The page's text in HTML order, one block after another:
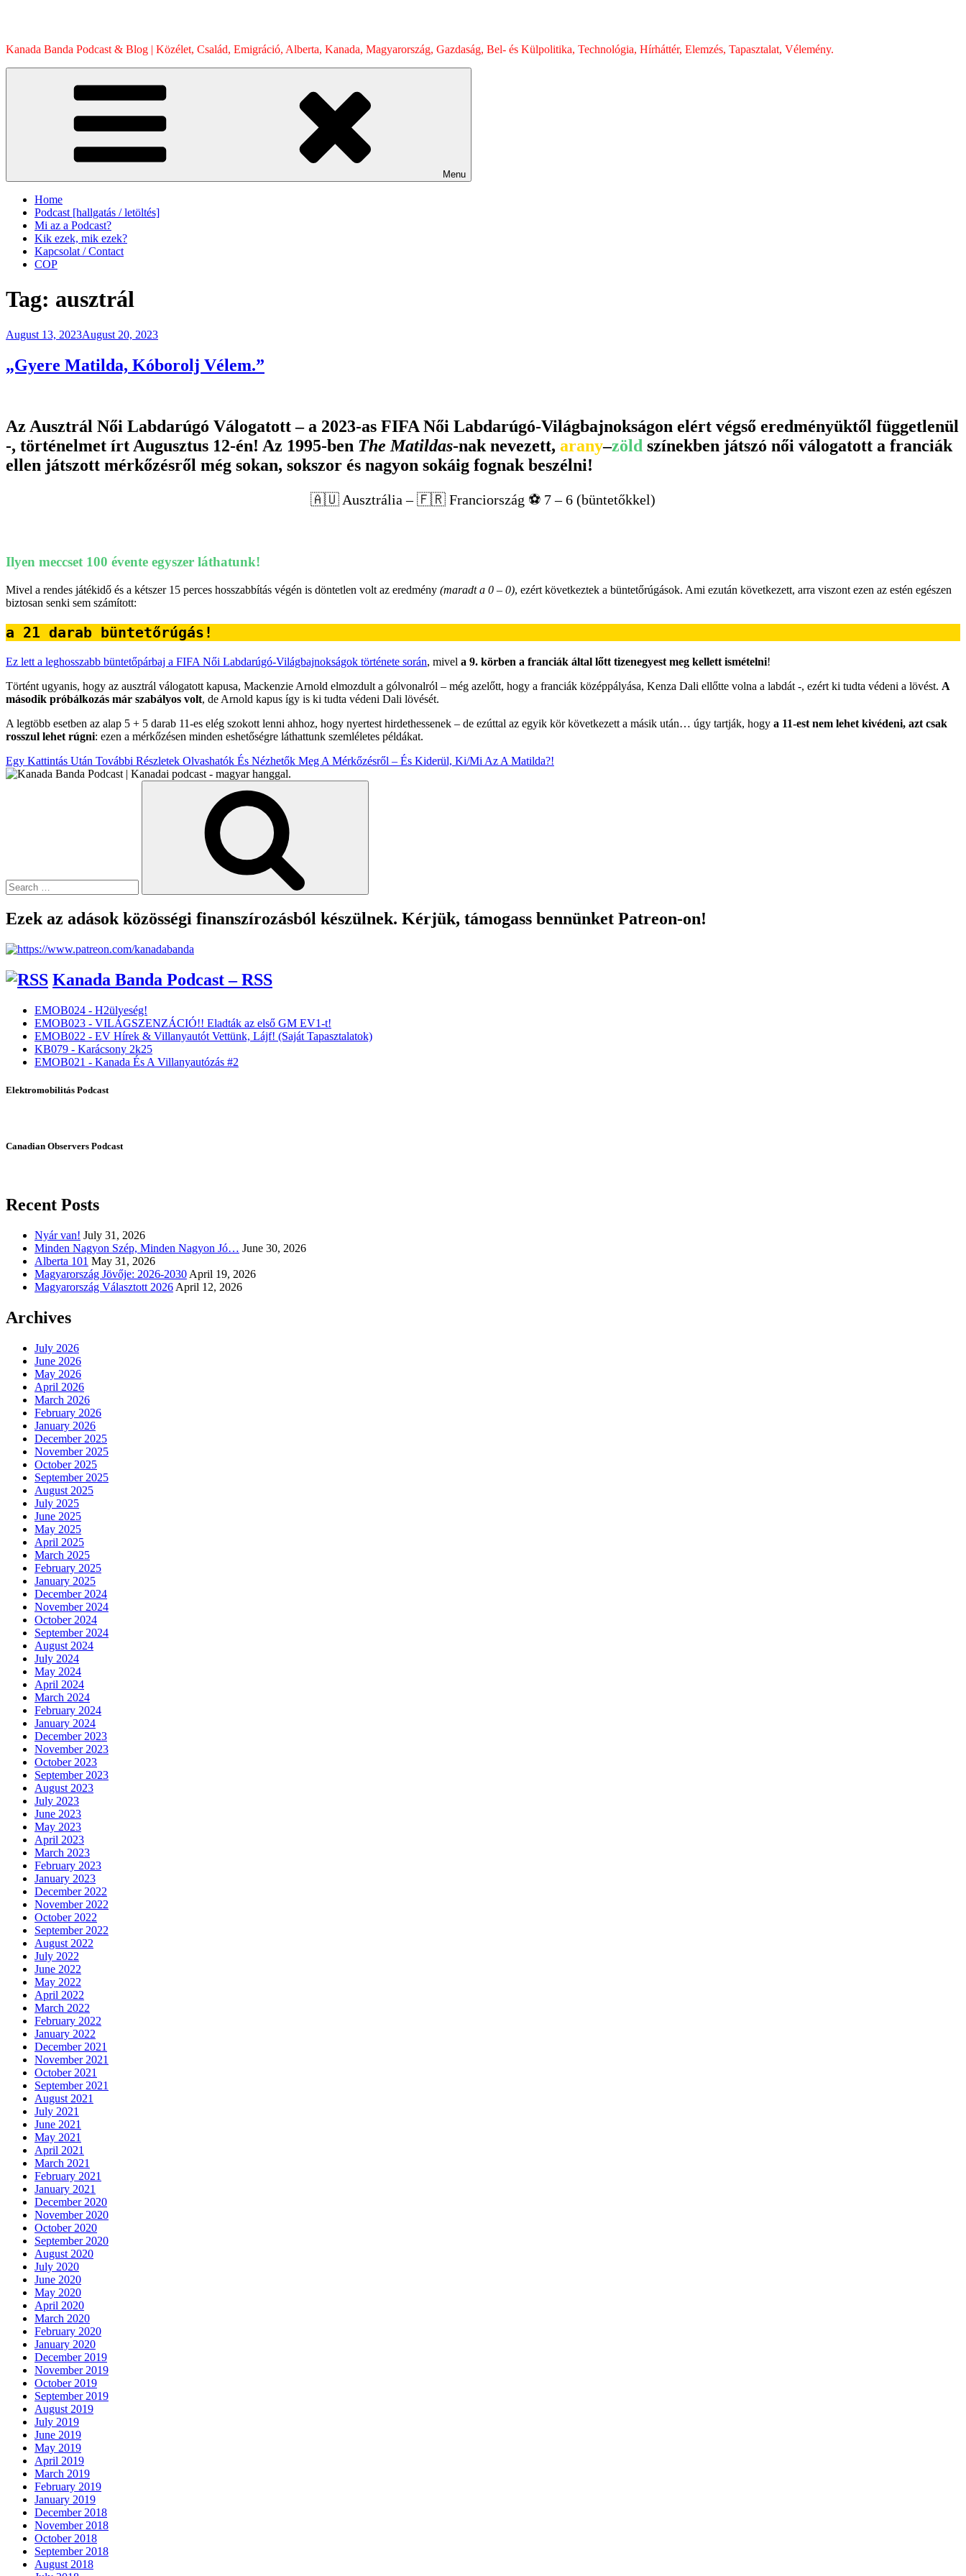
Kanada Banda Podcast & Blog | Közélet, Család, Emigráció, Alberta, Kanada, Magyarország, Gazdaság, Bel- és Külpolitika, Technológia, Hírháttér, Elemzés, Tapasztalat, Vélemény.
Menu
Home
Podcast [hallgatás / letöltés]
Mi az a Podcast?
Kik ezek, mik ezek?
Kapcsolat / Contact
COP
Tag: ausztrál
Posted
August 13, 2023August 20, 2023
„Gyere Matilda, Kóborolj Vélem.”
Az Ausztrál Női Labdarúgó Válogatott – a 2023-as FIFA Női Labdarúgó-Világbajnokságon elért végső eredményüktől függetlenül
-, történelmet írt Augusztus 12-én! Az 1995-ben The Matildas-nak nevezett, arany–zöld színekben játszó női válogatott a franciák
ellen játszott mérkőzésről még sokan, sokszor és nagyon sokáig fognak beszélni!
🇦🇺 Ausztrália – 🇫🇷 Franciország ⚽️ 7 – 6 (büntetőkkel)
Ilyen meccset 100 évente egyszer láthatunk!
Mivel a rendes játékidő és a kétszer 15 perces hosszabbítás végén is döntetlen volt az eredmény (maradt a 0 – 0), ezért következtek a büntetőrúgások. Ami ezután következett, arra viszont ezen az estén egészen
biztosan senki sem számított:
a 21 darab büntetőrúgás!
Ez lett a leghosszabb büntetőpárbaj a FIFA Női Labdarúgó-Világbajnokságok története során, mivel a 9. körben a franciák által lőtt tizenegyest meg kellett ismételni!
Történt ugyanis, hogy az ausztrál válogatott kapusa, Mackenzie Arnold elmozdult a gólvonalról – még azelőtt, hogy a franciák középpályása, Kenza Dali ellőtte volna a labdát -, ezért ki tudta védeni a lövést. A
második próbálkozás már szabályos volt, de Arnold kapus így is ki tudta védeni Dali lövését.
A legtöbb esetben az alap 5 + 5 darab 11-es elég szokott lenni ahhoz, hogy nyertest hirdethessenek – de ezúttal az egyik kör következett a másik után… úgy tartják, hogy a 11-est nem lehet kivédeni, azt csak
rosszul lehet rúgni: ezen a mérkőzésen minden eshetőségre láthattunk szemléletes példákat.
Egy Kattintás Után További Részletek Olvashatók És Nézhetők Meg A Mérkőzésről – És Kiderül, Ki/Mi Az A Matilda?!
Ezek az adások közösségi finanszírozásból készülnek. Kérjük, támogass bennünket Patreon-on!
Kanada Banda Podcast – RSS
EMOB024 - H2ülyeség!
EMOB023 - VILÁGSZENZÁCIÓ!! Eladták az első GM EV1-t!
EMOB022 - EV Hírek & Villanyautót Vettünk, Lájf! (Saját Tapasztalatok)
KB079 - Karácsony 2k25
EMOB021 - Kanada És A Villanyautózás #2
Elektromobilitás Podcast
Canadian Observers Podcast
Recent Posts
Nyár van! July 31, 2026
Minden Nagyon Szép, Minden Nagyon Jó… June 30, 2026
Alberta 101 May 31, 2026
Magyarország Jövője: 2026-2030 April 19, 2026
Magyarország Választott 2026 April 12, 2026
Archives
July 2026
June 2026
May 2026
April 2026
March 2026
February 2026
January 2026
December 2025
November 2025
October 2025
September 2025
August 2025
July 2025
June 2025
May 2025
April 2025
March 2025
February 2025
January 2025
December 2024
November 2024
October 2024
September 2024
August 2024
July 2024
May 2024
April 2024
March 2024
February 2024
January 2024
December 2023
November 2023
October 2023
September 2023
August 2023
July 2023
June 2023
May 2023
April 2023
March 2023
February 2023
January 2023
December 2022
November 2022
October 2022
September 2022
August 2022
July 2022
June 2022
May 2022
April 2022
March 2022
February 2022
January 2022
December 2021
November 2021
October 2021
September 2021
August 2021
July 2021
June 2021
May 2021
April 2021
March 2021
February 2021
January 2021
December 2020
November 2020
October 2020
September 2020
August 2020
July 2020
June 2020
May 2020
April 2020
March 2020
February 2020
January 2020
December 2019
November 2019
October 2019
September 2019
August 2019
July 2019
June 2019
May 2019
April 2019
March 2019
February 2019
January 2019
December 2018
November 2018
October 2018
September 2018
August 2018